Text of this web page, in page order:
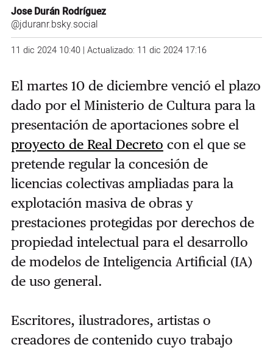
Jose Durán Rodríguez
@jduranr.bsky.social
11 dic 2024 10:40 | Actualizado: 11 dic 2024 17:16
El martes 10 de diciembre venció el plazo
dado por el Ministerio de Cultura para la
presentación de aportaciones sobre el
proyecto de Real Decreto con el que se
pretende regular la concesión de
licencias colectivas ampliadas para la
explotación masiva de obras y
prestaciones protegidas por derechos de
propiedad intelectual para el desarrollo
de modelos de Inteligencia Artificial (IA)
de uso general.
Escritores, ilustradores, artistas o
creadores de contenido cuyo trabajo